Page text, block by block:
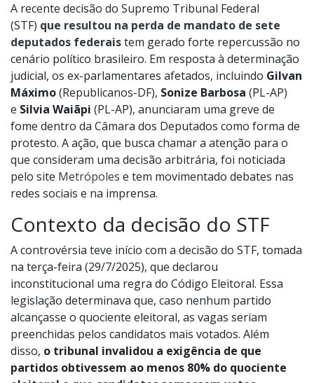
A recente decisão do Supremo Tribunal Federal
(STF) que resultou na perda de mandato de sete
deputados federaistem gerado forte repercussão no
cenário político brasileiro. Em resposta à determinação
judicial, os ex-parlamentares afetados, incluindo Gilvan
Máximo(Republicanos-DF), Sonize Barbosa (PL-AP)
e Silvia Waiãpi (PL-AP), anunciaram uma greve de
fome dentro da Câmara dos Deputados como forma de
protesto. A ação, que busca chamar a atenção para o
que consideram uma decisão arbitrária, foi noticiada
pelo site Metrópoles e tem movimentado debates nas
redes sociais e na imprensa.
Contexto da decisão do STF
A controvérsia teve início com a decisão do STF, tomada
na terça-feira (29/7/2025), que declarou
inconstitucional uma regra do Código Eleitoral. Essa
legislação determinava que, caso nenhum partido
alcançasse o quociente eleitoral, as vagas seriam
preenchidas pelos candidatos mais votados. Além
disso, o tribunal invalidou a exigência de que
partidos obtivessem ao menos 80% do quociente